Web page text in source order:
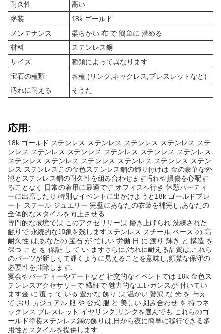
耐久性
高い
塗装
18k ゴールド
メンテナンス
柔らかい 布 で 簡単に 清める
材料
ステンレス鋼
サイズ
種類によって異なります
宝石の種類
各種 (リング,ネックレス,ブレスレットなど)
汚れに耐える
そうだ
応用:
18k ゴールド ステンレス ステンレス ステンレス ステンレス ステ
ンレス ステンレス ステンレス ステンレス ステンレス ステンレス
ステンレス ステンレス ステンレス ステンレス ステンレス ステン
レス ステンレスこの金色ステンレス鋼の飾り付けは 金の豪華な外
観とステンレス鋼の耐久性を組み合わせます汚れや損傷を心配す
ることなく 日常の着用に最適です オフィスへ行き 休憩パーティ
ーに出席したり 特別なイベントに出かけようと18k ゴールドプレ
ート ステール ジュエリー 完璧にあなたの衣装を補完し,あなたの
全体的なスタイルを向上させる.
専門的な環境では このアクセサリーは 磨き上げられ 洗練された
触りで 永続的な印象を残しますステンレス スチール ベース の 高
耐久性 は,あなたの 宝石 が 忙しい 労働 日 に 渡り 輝き と 構造 を
保つ こと を 保証 し て い ますさらに,汚れに耐える品質は,これら
のパーツが新しくて輝くように見えることを意味し,頻繁な保守の
必要性を排除します.
宴会やパーティーやデートなど 社交的なイベントでは 18k 金色ス
テンレスアクセサリーで 繊細で 魅力的なエレガンスが 付いてい
ます金 に 覆っ て いる 豊かな 飾り は 温かい 贅沢 な 光 を 与え
て おり,カジュアル 服 や 公式 服 と 美しい 組み合わせ を 持つネ
ックレス,ブレスレット,イヤリング,リングを選んでも,これらのゴ
ールド塗装ステンレス鋼の飾りは,日から夜に簡単に移行できる多
用性とスタイルを提供します.